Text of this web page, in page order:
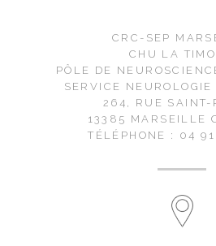
CRC-SEP
CHU LA
PÔLE DE
SERVICE NEUROLOGIE
264, RUE SAINT-
13385 MARSEILLE
TÉLÉPHONE : 04